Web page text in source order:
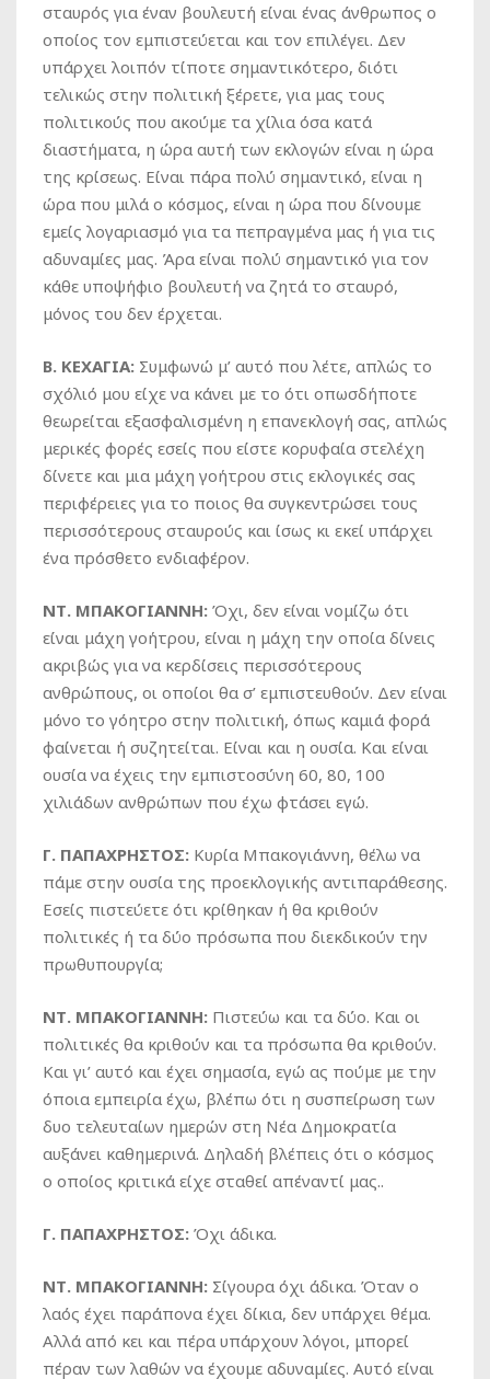
σταυρός για έναν βουλευτή είναι ένας άνθρωπος ο
οποίος τον εμπιστεύεται και τον επιλέγει. Δεν
υπάρχει λοιπόν τίποτε σημαντικότερο, διότι
τελικώς στην πολιτική ξέρετε, για μας τους
πολιτικούς που ακούμε τα χίλια όσα κατά
διαστήματα, η ώρα αυτή των εκλογών είναι η ώρα
της κρίσεως. Είναι πάρα πολύ σημαντικό, είναι η
ώρα που μιλά ο κόσμος, είναι η ώρα που δίνουμε
εμείς λογαριασμό για τα πεπραγμένα μας ή για τις
αδυναμίες μας. Άρα είναι πολύ σημαντικό για τον
κάθε υποψήφιο βουλευτή να ζητά το σταυρό,
μόνος του δεν έρχεται.
Β. ΚΕΧΑΓΙΑ: Συμφωνώ μ’ αυτό που λέτε, απλώς το
σχόλιό μου είχε να κάνει με το ότι οπωσδήποτε
θεωρείται εξασφαλισμένη η επανεκλογή σας, απλώς
μερικές φορές εσείς που είστε κορυφαία στελέχη
δίνετε και μια μάχη γοήτρου στις εκλογικές σας
περιφέρειες για το ποιος θα συγκεντρώσει τους
περισσότερους σταυρούς και ίσως κι εκεί υπάρχει
ένα πρόσθετο ενδιαφέρον.
ΝΤ. ΜΠΑΚΟΓΙΑΝΝΗ: Όχι, δεν είναι νομίζω ότι
είναι μάχη γοήτρου, είναι η μάχη την οποία δίνεις
ακριβώς για να κερδίσεις περισσότερους
ανθρώπους, οι οποίοι θα σ’ εμπιστευθούν. Δεν είναι
μόνο το γόητρο στην πολιτική, όπως καμιά φορά
φαίνεται ή συζητείται. Είναι και η ουσία. Και είναι
ουσία να έχεις την εμπιστοσύνη 60, 80, 100
χιλιάδων ανθρώπων που έχω φτάσει εγώ.
Γ. ΠΑΠΑΧΡΗΣΤΟΣ: Κυρία Μπακογιάννη, θέλω να
πάμε στην ουσία της προεκλογικής αντιπαράθεσης.
Εσείς πιστεύετε ότι κρίθηκαν ή θα κριθούν
πολιτικές ή τα δύο πρόσωπα που διεκδικούν την
πρωθυπουργία;
ΝΤ. ΜΠΑΚΟΓΙΑΝΝΗ: Πιστεύω και τα δύο. Και οι
πολιτικές θα κριθούν και τα πρόσωπα θα κριθούν.
Και γι’ αυτό και έχει σημασία, εγώ ας πούμε με την
όποια εμπειρία έχω, βλέπω ότι η συσπείρωση των
δυο τελευταίων ημερών στη Νέα Δημοκρατία
αυξάνει καθημερινά. Δηλαδή βλέπεις ότι ο κόσμος
ο οποίος κριτικά είχε σταθεί απέναντί μας..
Γ. ΠΑΠΑΧΡΗΣΤΟΣ: Όχι άδικα.
ΝΤ. ΜΠΑΚΟΓΙΑΝΝΗ: Σίγουρα όχι άδικα. Όταν ο
λαός έχει παράπονα έχει δίκια, δεν υπάρχει θέμα.
Αλλά από κει και πέρα υπάρχουν λόγοι, μπορεί
πέραν των λαθών να έχουμε αδυναμίες. Αυτό είναι